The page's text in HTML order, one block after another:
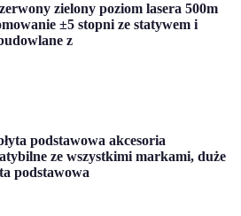
zielony poziom lasera 500m
±5 stopni ze statywem i
z
podstawowa akcesoria
ze wszystkimi markami, duże
podstawowa